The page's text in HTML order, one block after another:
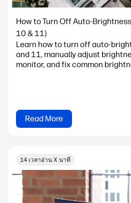
How to Turn Off Auto-
10 & 11)
Learn how to turn off auto-
and 11, manually adjust
monitor, and fix common
Read More
14 เวลาอ่าน X นาที